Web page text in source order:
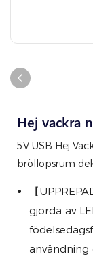
Hej vackra
5V USB Hej
bröllopsrum
【
gjorda av